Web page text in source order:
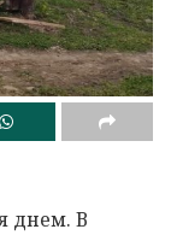
днем. В